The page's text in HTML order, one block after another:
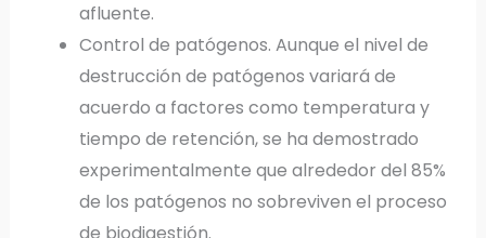
afluente.
Control de patógenos. Aunque el nivel de
destrucción de patógenos variará de
acuerdo a factores como temperatura y
tiempo de retención, se ha demostrado
experimentalmente que alrededor del 85%
de los patógenos no sobreviven el proceso